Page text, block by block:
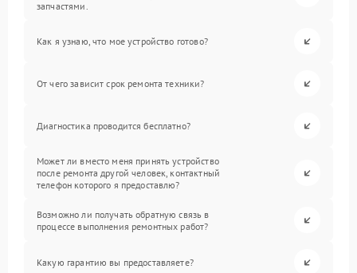
запчастями.
Как я узнаю, что мое устройство готово?
От чего зависит срок ремонта техники?
Диагностика проводится бесплатно?
Может ли вместо меня принять устройство
после ремонта другой человек, контактный
телефон которого я предоставлю?
Возможно ли получать обратную связь в
процессе выполнения ремонтных работ?
Какую гарантию вы предоставляете?